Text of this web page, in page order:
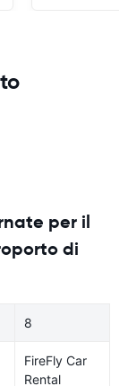
per il
di
8
FireFly Car
Rental